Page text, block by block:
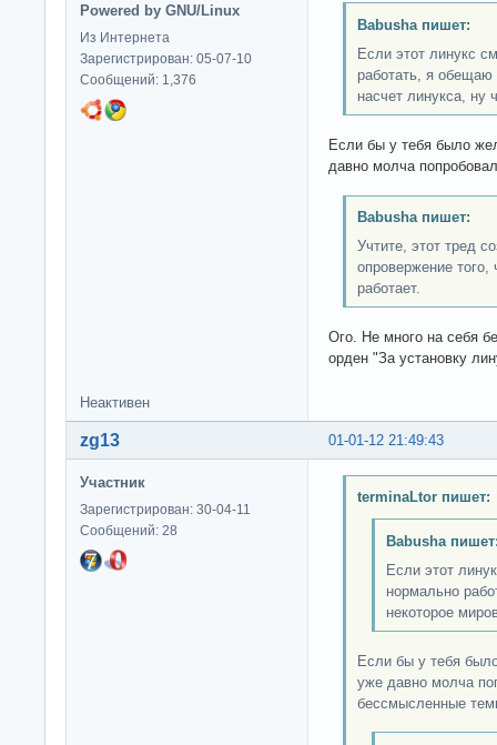
Powered by GNU/Linux
Из Интернета
Зарегистрирован: 05-07-10
Сообщений: 1,376
Babusha пишет:
Если этот линукс
работать, я обещаю
насчет линукса, ну
Если бы у тебя было
давно молча
Babusha пишет:
Учтите, этот тред
опровержение того,
работает.
Ого. Не много на себя
орден "За установку
Неактивен
01-01-12 21:49:43
zg13
Участник
Зарегистрирован: 30-04-11
Сообщений: 28
terminaLtor пишет:
Babusha
Если этот
нормально
некоторое
Если бы у тебя
уже давно молча
бессмысленные